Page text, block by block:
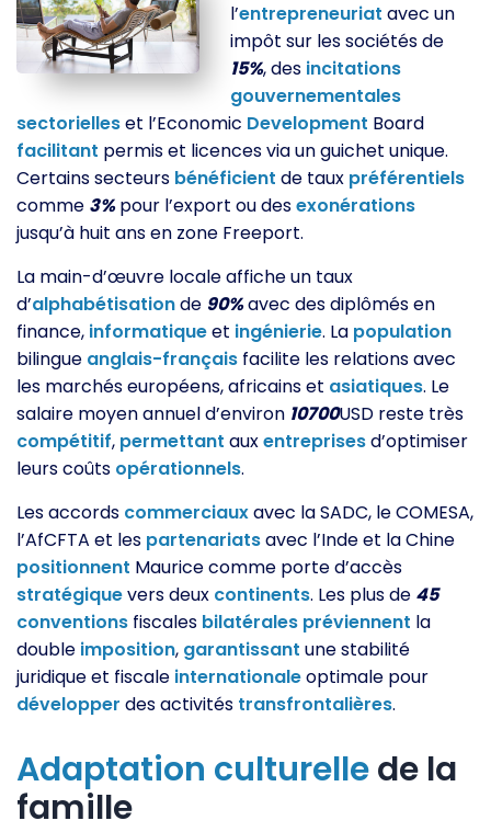
l’entrepreneuriat avec un
impôt sur les sociétés de
15%, des incitations
gouvernementales
sectorielleset l’Economic Development Board
facilitant permis et licences via un guichet unique.
Certains secteurs bénéficient de taux préférentiels
comme 3%pour l’export ou desexonérations
jusqu’à huit ans en zone Freeport.
La main-d’œuvre locale affiche un taux
d’alphabétisationde 90%avec des diplômés en
finance, informatiqueet ingénierie. La population
bilingue anglais-français facilite les relations avec
les marchés européens, africains et asiatiques. Le
salaire moyen annuel d’environ 10700USD reste très
compétitif, permettant auxentreprisesd’optimiser
leurs coûts opérationnels.
Les accords commerciauxavec la SADC, le COMESA,
l’AfCFTA et les partenariatsavec l’Inde et la Chine
positionnent Maurice comme porte d’accès
stratégiquevers deux continents. Les plus de 45
conventions fiscales bilatérales préviennent la
double imposition, garantissant une stabilité
juridique et fiscale internationaleoptimale pour
développer des activités transfrontalières.
Adaptation culturellede la
famille